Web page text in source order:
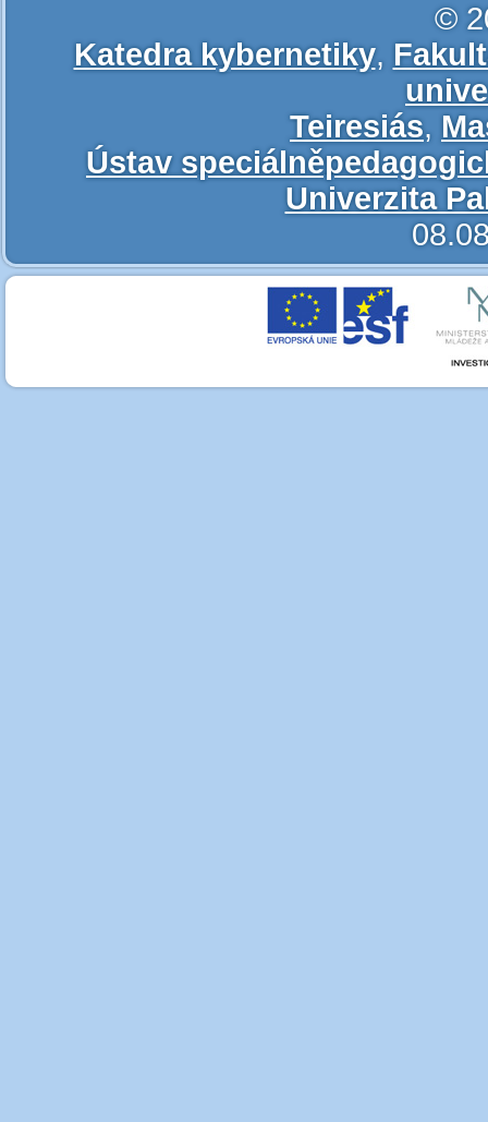
©
Katedra kybernetiky,
Teiresiás,
Ústav
Univerzita